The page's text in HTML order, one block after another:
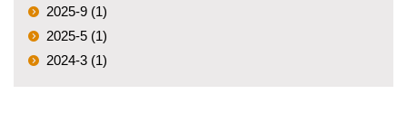
2025-9 (1)
2025-5 (1)
2024-3 (1)